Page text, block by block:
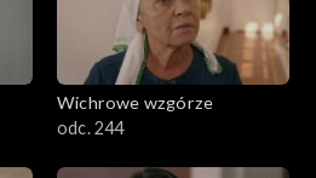
Wichrowe wzgórze
odc. 244